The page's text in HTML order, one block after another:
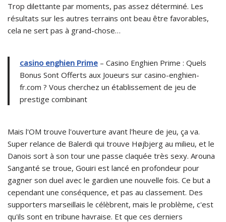
Trop dilettante par moments, pas assez déterminé. Les
résultats sur les autres terrains ont beau être favorables,
cela ne sert pas à grand-chose…
casino enghien Prime – Casino Enghien Prime : Quels
Bonus Sont Offerts aux Joueurs sur casino-enghien-
fr.com ? Vous cherchez un établissement de jeu de
prestige combinant
Mais l'OM trouve l'ouverture avant l'heure de jeu, ça va.
Super relance de Balerdi qui trouve Højbjerg au milieu, et le
Danois sort à son tour une passe claquée très sexy. Arouna
Sanganté se troue, Gouiri est lancé en profondeur pour
gagner son duel avec le gardien une nouvelle fois. Ce but a
cependant une conséquence, et pas au classement. Des
supporters marseillais le célèbrent, mais le problème, c'est
qu'ils sont en tribune havraise. Et que ces derniers